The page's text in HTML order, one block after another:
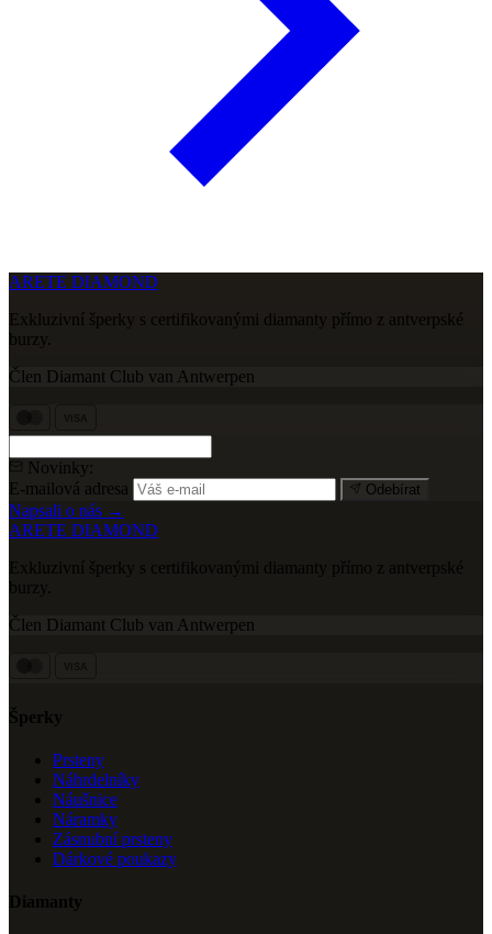
ARETE DIAMOND
Exkluzivní šperky s certifikovanými diamanty přímo z antverpské
burzy.
Člen Diamant Club van Antwerpen
Novinky:
E-mailová adresa
Odebírat
Napsali o nás →
ARETE DIAMOND
Exkluzivní šperky s certifikovanými diamanty přímo z antverpské
burzy.
Člen Diamant Club van Antwerpen
Šperky
Prsteny
Náhrdelníky
Náušnice
Náramky
Zásnubní prsteny
Dárkové poukazy
Diamanty